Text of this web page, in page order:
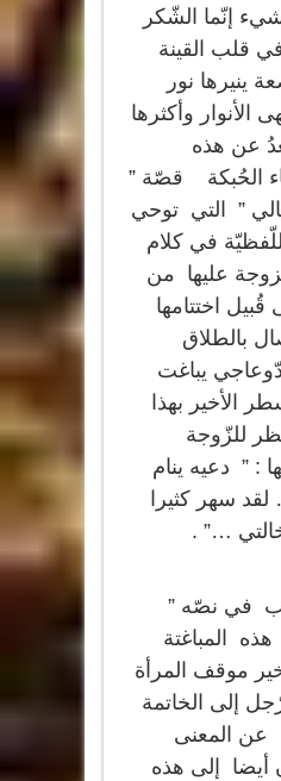
إنّما الشّكر
قلب القينة
ينيرها نور
الأنوار وأكثرها
عن هذه
الحُبكة قصّة ”
” التي توحي
في كلام
عليها من
قُبيل اختتامها
بالطلاق
يباغت
الأخير بهذا
للزّوجة
: ” دعيه ينام
سهر كثيرا
خالتي …” .
في نصّه ”
المباغتة
موقف المرأة
إلى الخاتمة
عن المعنى
أيضا إلى هذه